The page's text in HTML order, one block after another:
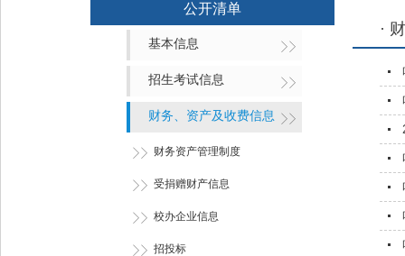
公开清单
基本信息
招生考试信息
财务、资产及收费信息
财务资产管理制度
受捐赠财产信息
校办企业信息
招投标
·